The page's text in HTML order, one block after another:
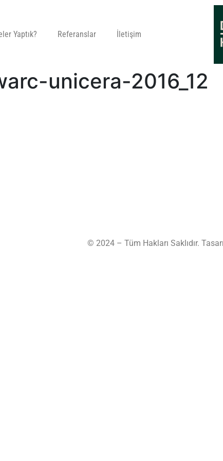
Yaptık? Referanslar İletişim
unicera-2016_12
© 2024 – Tüm Hakları Saklıdır.